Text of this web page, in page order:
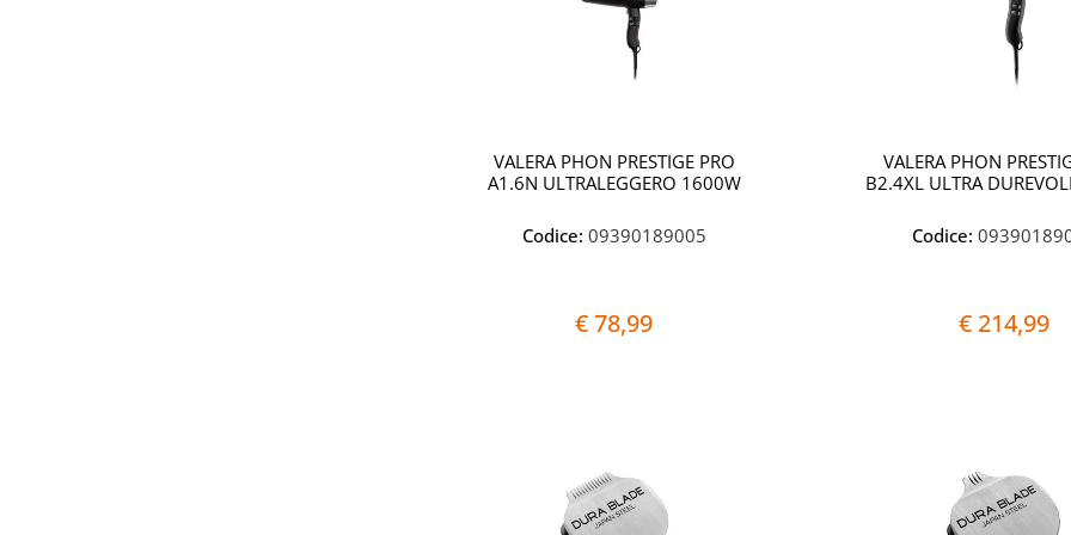
VALERA PHON PRESTIGE PRO
A1.6N ULTRALEGGERO 1600W
Codice: 09390189005
€ 78,99
VALERA PHON
B2.4XL ULTRA
Codice:
€ 214,99